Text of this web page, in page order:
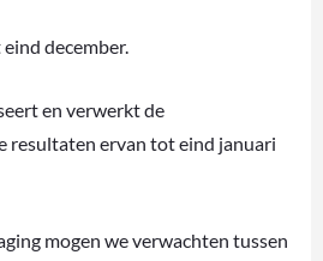
december.
en verwerkt de
resultaten ervan tot eind januari
mogen we verwachten tussen